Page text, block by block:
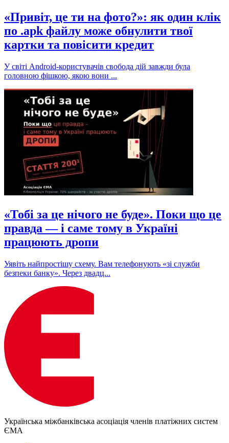
«Привіт, це ти на фото?»: як один клік
по .apk файлу може обнулити твої
картки та повісити кредит
У світі Android-користувачів свобода дій завжди була
головною фішкою, якою вони ...
«Тобі за це нічого не буде». Поки що це
правда — і саме тому в Україні
працюють дропи
Уявіть найпростішу схему. Вам телефонують «зі служби
безпеки банку». Через двадц...
Українська міжбанківська асоціація членів платіжних систем
ЄМА